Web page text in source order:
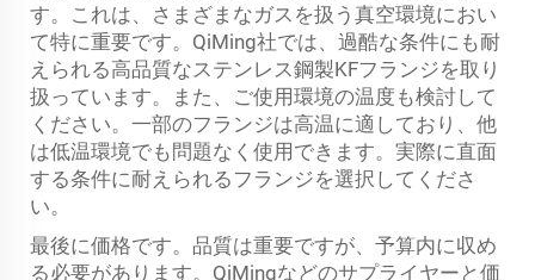
す。これは、さまざまなガスを扱う真空環境におい
て特に重要です。QiMing社では、過酷な条件にも耐
えられる高品質なステンレス鋼製KFフランジを取り
扱っています。また、ご使用環境の温度も検討して
ください。一部のフランジは高温に適しており、他
は低温環境でも問題なく使用できます。実際に直面
する条件に耐えられるフランジを選択してくださ
い。
最後に価格です。品質は重要ですが、予算内に収め
る必要があります。QiMingなどのサプライヤーと価